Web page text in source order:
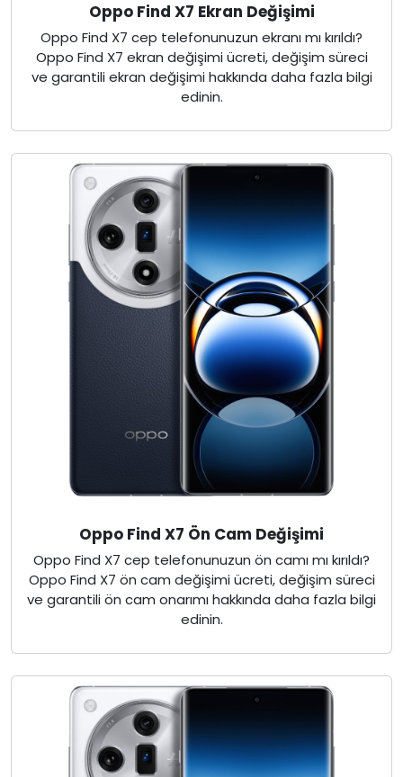
Oppo Find X7 Ekran Değişimi
Oppo Find X7 cep telefonunuzun ekranı mı kırıldı?
Oppo Find X7 ekran değişimi ücreti, değişim süreci
ve garantili ekran değişimi hakkında daha fazla bilgi
edinin.
Oppo Find X7 Ön Cam Değişimi
Oppo Find X7 cep telefonunuzun ön camı mı kırıldı?
Oppo Find X7 ön cam değişimi ücreti, değişim süreci
ve garantili ön cam onarımı hakkında daha fazla bilgi
edinin.